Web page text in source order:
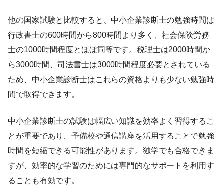
他の国家試験と比較すると、中小企業診断士の勉強時間は
行政書士の600時間から800時間より多く、社会保険労務
士の1000時間程度とほぼ同等です。税理士は2000時間か
ら3000時間、司法書士は3000時間程度必要とされている
ため、中小企業診断士はこれらの資格よりも少ない勉強時
間で取得できます。
中小企業診断士の試験は幅広い知識を効率よく習得するこ
とが重要であり、予備校や通信講座を活用することで勉強
時間を短縮できる可能性があります。独学でも合格できま
すが、効率的な学習のためには専門的なサポートを利用す
ることも有効です。